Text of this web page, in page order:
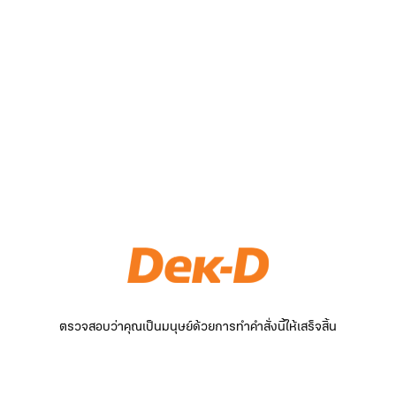
ตรวจสอบว่าคุณเป็นมนุษย์ด้วยการทำคำสั่งนี้ให้เสร็จสิ้น